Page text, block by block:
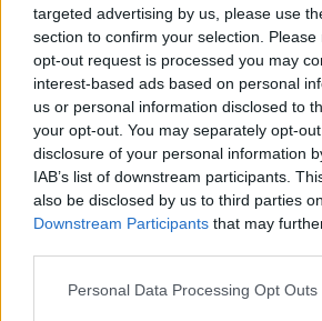
targeted advertising by us, please use
section to confirm your selection.
opt-out request is processed you may
interest-based ads based on personal
us or personal information disclosed to
your opt-out. You may separately opt-
disclosure of your personal information
IAB’s list of downstream participants.
also be disclosed by us to third parties
Downstream Participants that may
Personal Data Processing Opt Outs